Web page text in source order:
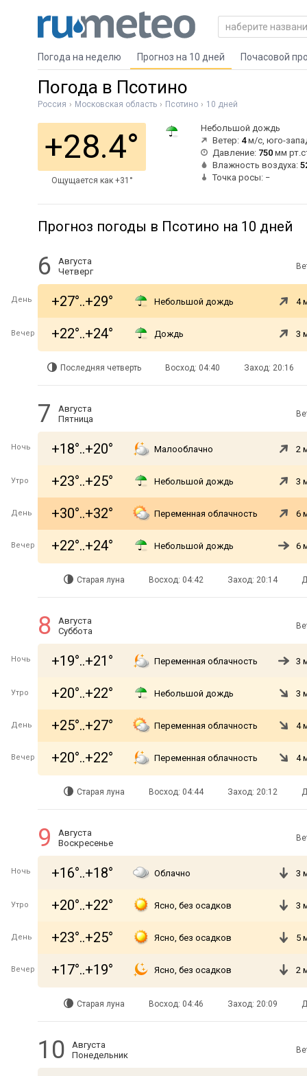
Погода на неделю Прогноз на 10 дней Почасовой
Погода в Псотино
Россия Московская область Псотино 10 дней
+28.4°
Ощущается как +31°
Небольшой дождь
Ветер: 4м/с, юго-
Давление: 750 мм
Влажность воздуха:
Точка росы: −
Прогноз погоды в Псотино на 10 дней
6
Августа
Четверг
День +27°..+29° Небольшой дождь 4
Вечер +22°..+24° Дождь 3
Последняя четверть Восход: 04:40 Заход: 20:16
7
Августа
Пятница
Ночь +18°..+20° Малооблачно 2
Утро +23°..+25° Небольшой дождь 3
День +30°..+32° Переменная облачность 6
Вечер +22°..+24° Небольшой дождь 6
Старая луна Восход: 04:42 Заход: 20:14
8
Августа
Суббота
Ночь +19°..+21° Переменная облачность 3
Утро +20°..+22° Небольшой дождь 3
День +25°..+27° Переменная облачность 4
Вечер +20°..+22° Переменная облачность 4
Старая луна Восход: 04:44 Заход: 20:12
9
Августа
Воскресенье
Ночь +16°..+18° Облачно 3
Утро +20°..+22° Ясно, без осадков 3
День +23°..+25° Ясно, без осадков 5
Вечер +17°..+19° Ясно, без осадков 2
Старая луна Восход: 04:46 Заход: 20:09
10
Августа
Понедельник